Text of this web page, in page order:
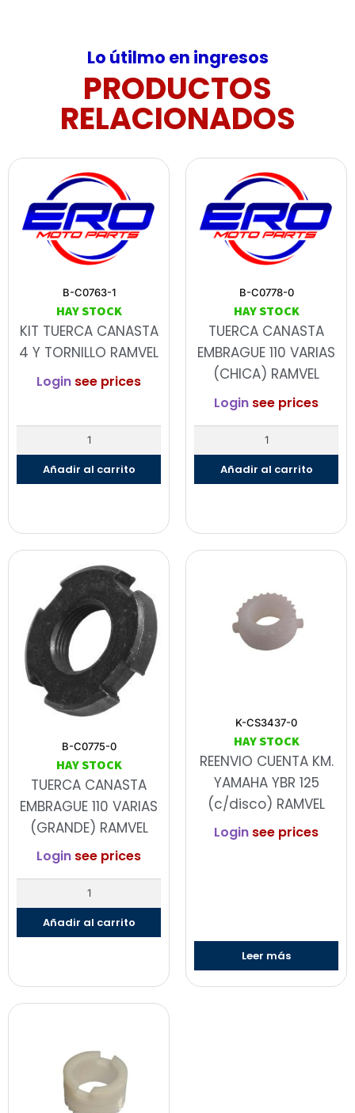
Lo útilmo en ingresos
PRODUCTOS
RELACIONADOS
B-C0763-1
HAY STOCK
KIT TUERCA CANASTA
4 Y TORNILLO RAMVEL
Login see prices
Añadir al carrito
B-C0778-0
HAY STOCK
TUERCA CANASTA
EMBRAGUE 110 VARIAS
(CHICA) RAMVEL
Login see prices
Añadir al carrito
B-C0775-0
HAY STOCK
TUERCA CANASTA
EMBRAGUE 110 VARIAS
(GRANDE) RAMVEL
Login see prices
Añadir al carrito
K-CS3437-0
HAY STOCK
REENVIO CUENTA KM.
YAMAHA YBR 125
(c/disco) RAMVEL
Login see prices
Leer más